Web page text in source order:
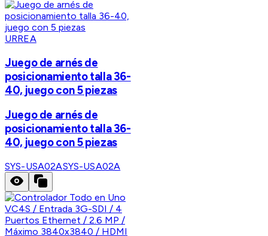
URREA
Juego de arnés de
posicionamiento talla 36-
40, juego con 5 piezas
Juego de arnés de
posicionamiento talla 36-
40, juego con 5 piezas
SYS-USA02ASYS-USA02A